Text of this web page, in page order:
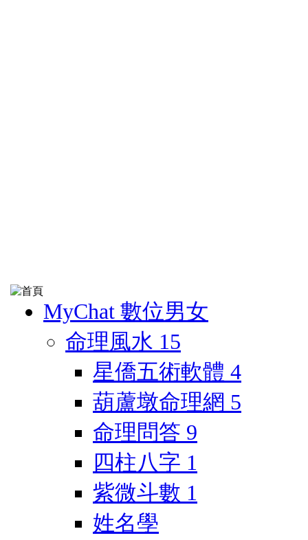
MyChat 數位男女
命理風水 15
星僑五術軟體 4
葫蘆墩命理網 5
命理問答 9
四柱八字 1
紫微斗數 1
姓名學